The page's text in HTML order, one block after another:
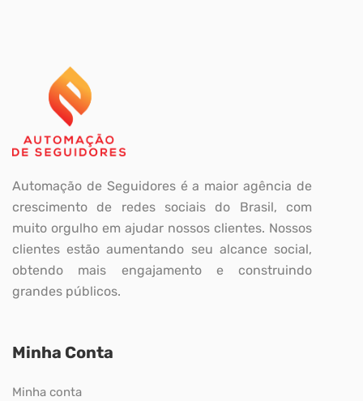
Automação de Seguidores é a maior agência de
crescimento de redes sociais do Brasil, com
muito orgulho em ajudar nossos clientes. Nossos
clientes estão aumentando seu alcance social,
obtendo mais engajamento e construindo
grandes públicos.
Minha Conta
Minha conta